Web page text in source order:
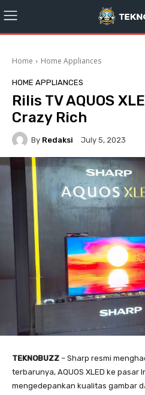
Home Home Appliances
HOME APPLIANCES
Rilis TV AQUOS
Crazy Rich
By Redaksi July 5, 2023
TEKNOBUZZ – Sharp resmi
terbarunya, AQUOS XLED ke pasar
mengedepankan kualitas gambar